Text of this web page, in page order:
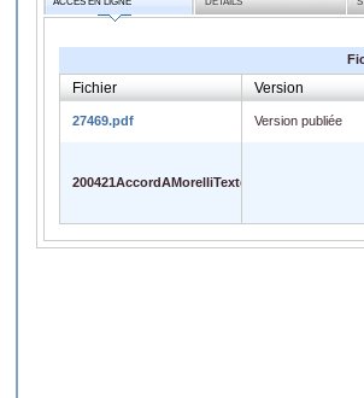
ACCÈS EN LIGNE DÉTAILS
Fichier Version
27469.pdf Version publiée